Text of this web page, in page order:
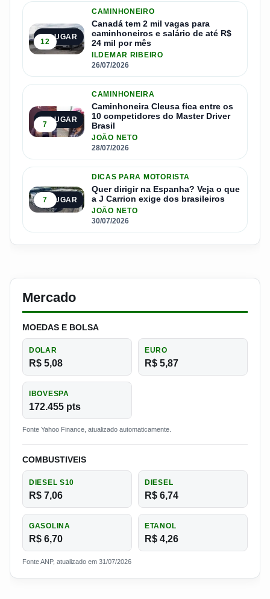
3º LUGAR
12
CAMINHONEIRO
Canadá tem 2 mil vagas para
caminhoneiros e salário de até R$
24 mil por mês
ILDEMAR RIBEIRO
26/07/2026
4º LUGAR
7
CAMINHONEIRA
Caminhoneira Cleusa fica entre os
10 competidores do Master Driver
Brasil
JOÃO NETO
28/07/2026
5º LUGAR
7
DICAS PARA MOTORISTA
Quer dirigir na Espanha? Veja o que
a J Carrion exige dos brasileiros
JOÃO NETO
30/07/2026
Mercado
MOEDAS E BOLSA
DOLAR
R$ 5,08
EURO
R$ 5,87
IBOVESPA
172.455 pts
Fonte Yahoo Finance, atualizado automaticamente.
COMBUSTIVEIS
DIESEL S10
R$ 7,06
DIESEL
R$ 6,74
GASOLINA
R$ 6,70
ETANOL
R$ 4,26
Fonte ANP, atualizado em 31/07/2026